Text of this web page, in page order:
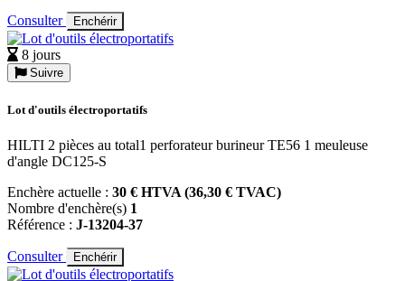
Consulter Enchérir
8 jours
Suivre
Lot d'outils électroportatifs
HILTI 2 pièces au total1 perforateur burineur TE56 1 meuleuse
d'angle DC125-S
Enchère actuelle : 30 € HTVA (36,30 € TVAC)
Nombre d'enchère(s) 1
Référence : J-13204-37
Consulter Enchérir